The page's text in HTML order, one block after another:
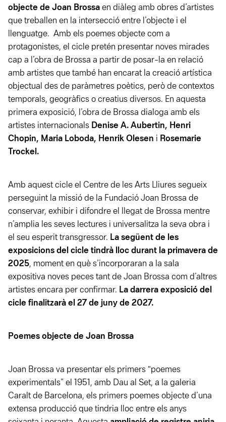
objecte de Joan Brossa en diàleg amb obres d’artistes
que treballen en la intersecció entre l’objecte i el
llenguatge. Amb els poemes objecte com a
protagonistes, el cicle pretén presentar noves mirades
cap a l’obra de Brossa a partir de posar-la en relació
amb artistes que també han encarat la creació artística
objectual des de paràmetres poètics, però de contextos
temporals, geogràfics o creatius diversos. En aquesta
primera exposició, l’obra de Brossa dialoga amb els
artistes internacionals Denise A. Aubertin, Henri
Chopin, Maria Loboda, Henrik Olesen i Rosemarie
Trockel.
Amb aquest cicle el Centre de les Arts Lliures segueix
perseguint la missió de la Fundació Joan Brossa de
conservar, exhibir i difondre el llegat de Brossa mentre
n’amplia les seves lectures i universalitza la seva obra i
el seu esperit transgressor. La següent de les
exposicions del cicle tindrà lloc durant la primavera de
2025, moment en què s’incorporaran a la sala
expositiva noves peces tant de Joan Brossa com d’altres
artistes encara per confirmar. La darrera exposició del
cicle finalitzarà el 27 de juny de 2027.
Poemes objecte de Joan Brossa
Joan Brossa va presentar els primers “poemes
experimentals” el 1951, amb Dau al Set, a la galeria
Caralt de Barcelona, els primers poemes objecte d’una
extensa producció que tindria lloc entre els anys